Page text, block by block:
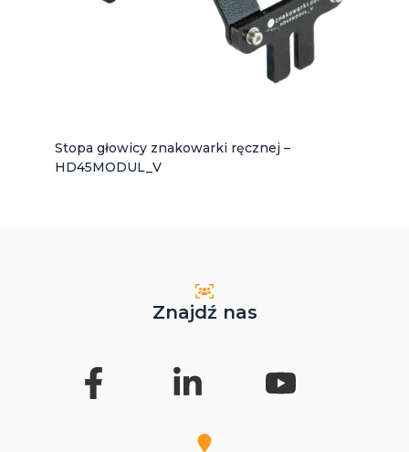
Stopa głowicy znakowarki ręcznej –
HD45MODUL_V
Znajdź nas